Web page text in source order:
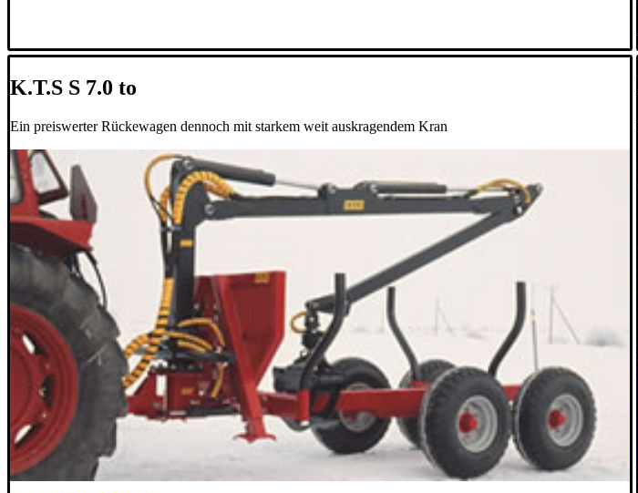
K.T.S S 7.0 to
Ein preiswerter Rückewagen dennoch mit starkem weit auskragendem Kran